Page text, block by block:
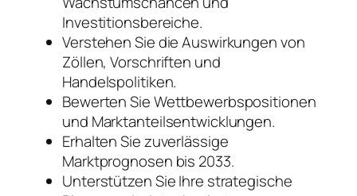
Investitionsbereiche.
Verstehen Sie die Auswirkungen von
Zöllen, Vorschriften und
Handelspolitiken.
Bewerten Sie Wettbewerbspositionen
und Marktanteilsentwicklungen.
Erhalten Sie zuverlässige
Marktprognosen bis 2033.
Unterstützen Sie Ihre strategische